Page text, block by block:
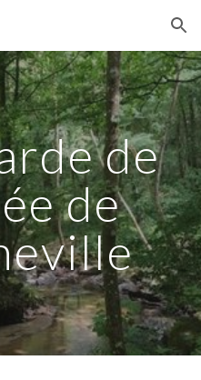
Skip to navigation
de
de